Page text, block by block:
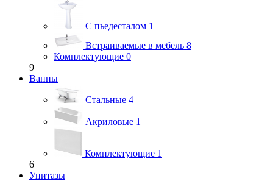
С пьедесталом 1
Встраиваемые в мебель 8
Комплектующие 0
9
Ванны
Стальные 4
Акриловые 1
Комплектующие 1
6
Унитазы